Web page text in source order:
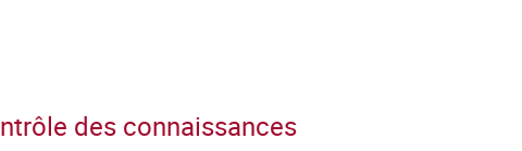
des connaissances